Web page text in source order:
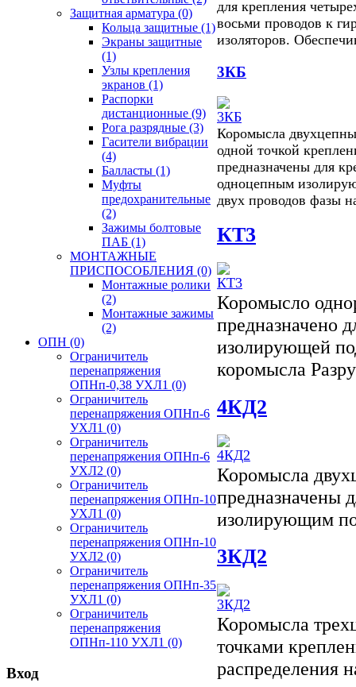
Защитная арматура (0)
Кольца защитные (1)
Экраны защитные
(1)
Узлы крепления
экранов (1)
Распорки
дистанционные (9)
Рога разрядные (3)
Гасители вибрации
(4)
Балласты (1)
Муфты
предохранительные
(2)
Зажимы болтовые
ПАБ (1)
МОНТАЖНЫЕ
ПРИСПОСОБЛЕНИЯ (0)
Монтажные ролики
(2)
Монтажные зажимы
(2)
ОПН (0)
Ограничитель
перенапряжения
ОПНп-0,38 УХЛ1 (0)
Ограничитель
перенапряжения ОПНп-6
УХЛ1 (0)
Ограничитель
перенапряжения ОПНп-6
УХЛ2 (0)
Ограничитель
перенапряжения ОПНп-10
УХЛ1 (0)
Ограничитель
перенапряжения ОПНп-10
УХЛ2 (0)
Ограничитель
перенапряжения ОПНп-35
УХЛ1 (0)
Ограничитель
перенапряжения
ОПНп-110 УХЛ1 (0)
Вход
для крепления
восьми проводов к
изоляторов.
3КБ
Коромысла
одной точкой
предназначены для
одноцепным
двух проводов фазы
КТ3
Коромысло
предназначено
изолирующей
коромысла
4КД2
Коромысла
предназначены
изолирующим
3КД2
Коромысла
точками
распределения